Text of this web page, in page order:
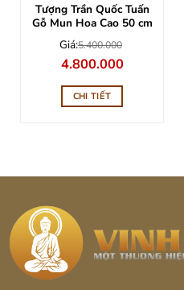
Tượng Trần Quốc Tuấn
Gỗ Mun Hoa Cao 50 cm
Giá:5.400.000
Giá
gốc
là:
5.400.000.
4.800.000Giá
tại
4.800.000.
CHI TIẾT